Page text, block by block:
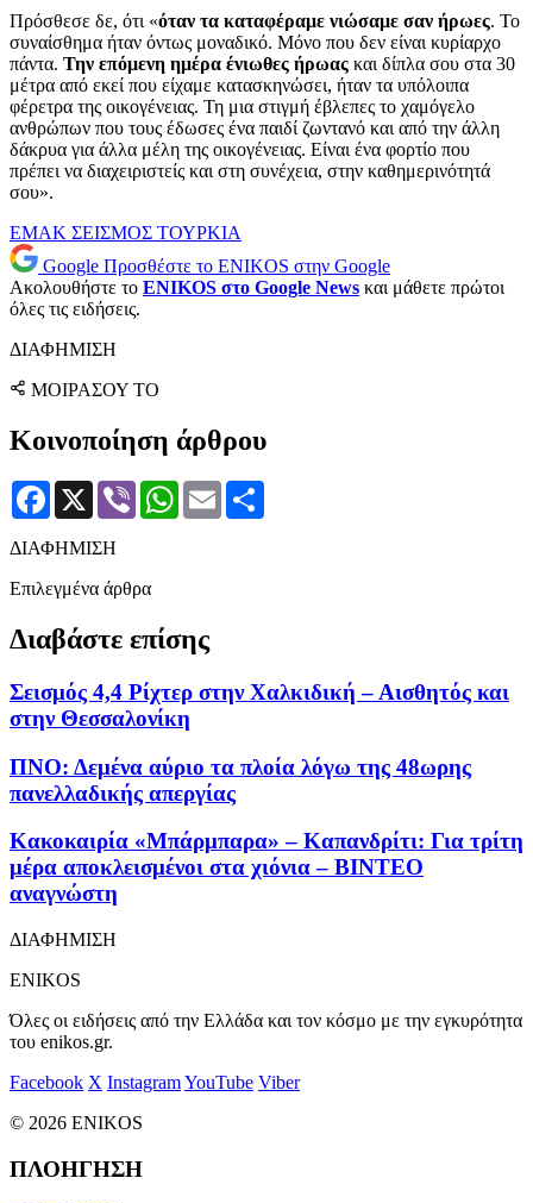
Πρόσθεσε δε, ότι «όταν τα καταφέραμε νιώσαμε σαν ήρωες. Το
συναίσθημα ήταν όντως μοναδικό. Μόνο που δεν είναι κυρίαρχο
πάντα. Την επόμενη ημέρα ένιωθες ήρωας και δίπλα σου στα 30
μέτρα από εκεί που είχαμε κατασκηνώσει, ήταν τα υπόλοιπα
φέρετρα της οικογένειας. Τη μια στιγμή έβλεπες το χαμόγελο
ανθρώπων που τους έδωσες ένα παιδί ζωντανό και από την άλλη
δάκρυα για άλλα μέλη της οικογένειας. Είναι ένα φορτίο που
πρέπει να διαχειριστείς και στη συνέχεια, στην καθημερινότητά
σου».
ΕΜΑΚ ΣΕΙΣΜΟΣ ΤΟΥΡΚΙΑ
Google Προσθέστε το ENIKOS στην Google
Ακολουθήστε το ENIKOS στο Google News και μάθετε πρώτοι
όλες τις ειδήσεις.
ΔΙΑΦΗΜΙΣΗ
ΜΟΙΡΑΣΟΥ ΤΟ
Κοινοποίηση άρθρου
Facebook
X Viber WhatsApp
Email
ΔΙΑΦΗΜΙΣΗ
Επιλεγμένα άρθρα
Διαβάστε επίσης
Σεισμός 4,4 Ρίχτερ στην Χαλκιδική – Αισθητός και
στην Θεσσαλονίκη
ΠΝΟ: Δεμένα αύριο τα πλοία λόγω της 48ωρης
πανελλαδικής απεργίας
Κακοκαιρία «Μπάρμπαρα» – Καπανδρίτι: Για τρίτη
μέρα αποκλεισμένοι στα χιόνια – ΒΙΝΤΕΟ
αναγνώστη
ΔΙΑΦΗΜΙΣΗ
ENIKOS
Όλες οι ειδήσεις από την Ελλάδα και τον κόσμο με την εγκυρότητα
του enikos.gr.
Facebook X InstagramYouTube Viber
© 2026 ENIKOS
ΠΛΟΗΓΗΣΗ